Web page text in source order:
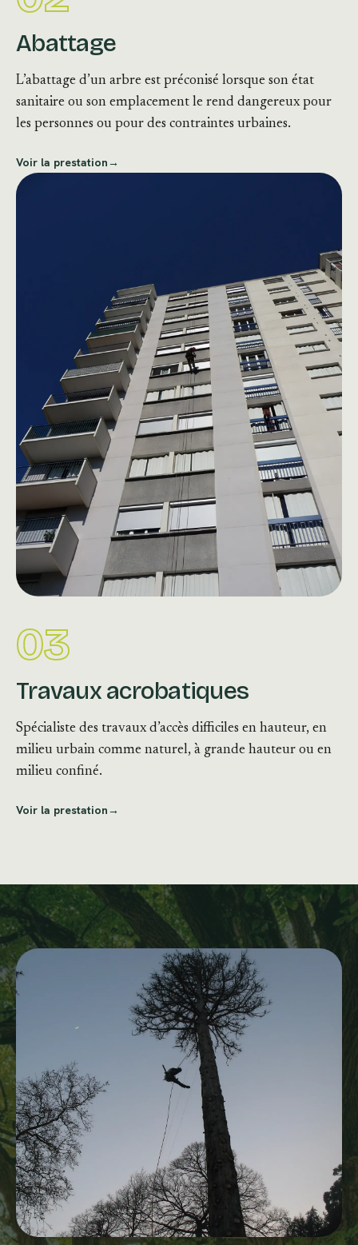
Abattage
L’abattage d’un arbre est préconisé lorsque son état
sanitaire ou son emplacement le rend dangereux pour
les personnes ou pour des contraintes urbaines.
Voir la prestation→
03
Travaux acrobatiques
Spécialiste des travaux d’accès difficiles en hauteur, en
milieu urbain comme naturel, à grande hauteur ou en
milieu confiné.
Voir la prestation→